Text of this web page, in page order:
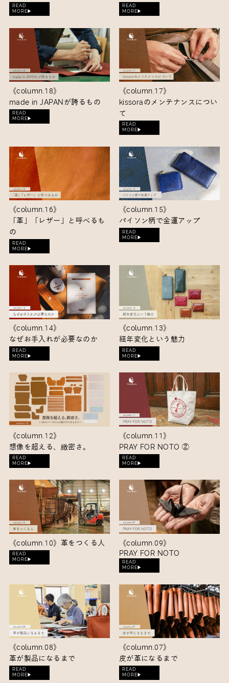
READ
MORE▶︎
READ
MORE▶︎
《column.18》
made in JAPANが誇るもの
READ
MORE▶︎
《column.17》
kissoraのメンテナンスについ
て
READ
MORE▶︎
《column.16》
「革」「レザー」と呼べるも
の
READ
MORE▶︎
《column.15》
パイソン柄で金運アップ
READ
MORE▶︎
《column.14》
なぜお手入れが必要なのか
READ
MORE▶︎
《column.13》
経年変化という魅力
READ
MORE▶︎
《column.12》
想像を超える、緻密さ。
READ
MORE▶︎
《column.11》
PRAY FOR NOTO ②
READ
MORE▶︎
《column.10》 革をつくる人
READ
MORE▶︎
《column.09》
PRAY FOR NOTO
READ
MORE▶︎
《column.08》
革が製品になるまで
READ
MORE▶︎
《column.07》
皮が革になるまで
READ
MORE▶︎